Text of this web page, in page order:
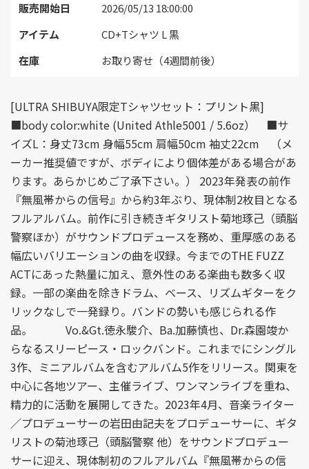
販売開始日
2026/05/13 18:00:00
アイテム
CD+Tシャツ L 黒
在庫
お取り寄せ（4週間前後）
[ULTRA SHIBUYA限定Tシャツセット：プリント黒]
■body color:white (United Athle5001 / 5.6oz） ■サ
イズL：身丈73cm 身幅55cm 肩幅50cm 袖丈22cm （メ
ーカー推奨値ですが、ボディにより個体差がある場合があ
ります。あらかじめご了承下さい。） 2023年発表の前作
『無風帯からの信号』から約3年ぶり、現体制2枚目となる
フルアルバム。前作に引き続きギタリスト菊地琢己（頭脳
警察ほか）がサウンドプロデュースを務め、重厚感のある
幅広いバリエーションの曲を収録。今までのTHE FUZZ
ACTにあった熱量に加え、意外性のある楽曲も数多く収
録。一部の楽曲を除きドラム、ベース、リズムギターをク
リックなしで一発録り。バンドの勢いも感じられる作
品。 Vo.&Gt.徳永駿介、Ba.加藤慎也、Dr.森園竣か
らなるスリーピース・ロックバンド。これまでにシングル
3作、ミニアルバムを含むアルバム5作をリリース。関東を
中心に各地ツアー、主催ライブ、ワンマンライブを重ね、
精力的に活動を展開してきた。2023年4月、音楽ライター
／プロデューサーの岩田由記夫をプロデューサーに、ギタ
リストの菊池琢己（頭脳警察 他）をサウンドプロデュー
サーに迎え、現体制初のフルアルバム『無風帯からの信